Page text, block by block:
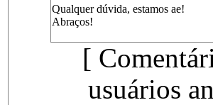
Qualquer dúvida, estamos ae!
Abraços!
[
usuários